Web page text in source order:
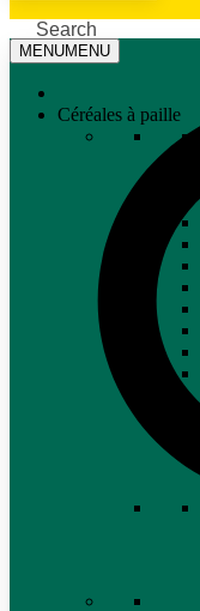
Search
MENUMENU
Céréales à paille